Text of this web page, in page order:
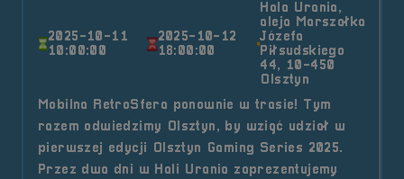
2025-10-11
10:00:00
2025-10-12
18:00:00
Hala Urania,
aleja Marszałka
Józefa
Piłsudskiego
44, 10-450
Olsztyn
Mobilna RetroSfera ponownie w trasie! Tym
razem odwiedzimy Olsztyn, by wziąć udział w
pierwszej edycji Olsztyn Gaming Series 2025.
Przez dwa dni w Hali Urania zaprezentujemy